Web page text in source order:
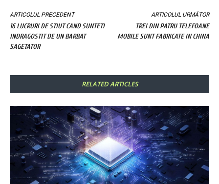
ARTICOLUL PRECEDENT
16 LUCRURI DE STIUT CAND SUNTETI
INDRAGOSTIT DE UN BARBAT
SAGETATOR
ARTICOLUL URMĂTOR
TREI DIN PATRU TELEFOANE
MOBILE SUNT FABRICATE IN CHINA
RELATED ARTICLES